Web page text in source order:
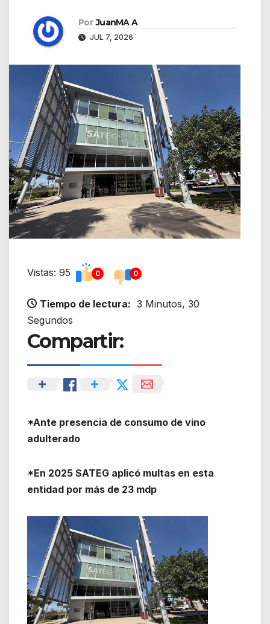
Por JuanMA A
JUL 7, 2026
Vistas: 95 0 0
Tiempo de lectura: 3 Minutos, 30
Segundos
Compartir:
*Ante presencia de consumo de vino
adulterado
*En 2025 SATEG aplicó multas en esta
entidad por más de 23 mdp